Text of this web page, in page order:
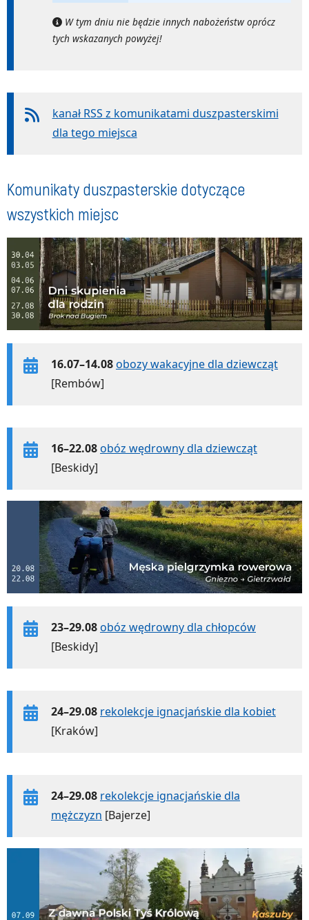
W tym dniu nie będzie innych nabożeństw oprócz
tych wskazanych powyżej!
kanał RSS z komunikatami duszpasterskimi
dla tego miejsca
Komunikaty duszpasterskie dotyczące
wszystkich miejsc
16.07–14.08obozy wakacyjne dla dziewcząt
[Rembów]
16–22.08obóz wędrowny dla dziewcząt
[Beskidy]
23–29.08obóz wędrowny dla chłopców
[Beskidy]
24–29.08 rekolekcje ignacjańskie dla kobiet
[Kraków]
24–29.08 rekolekcje ignacjańskie dla
mężczyzn [Bajerze]